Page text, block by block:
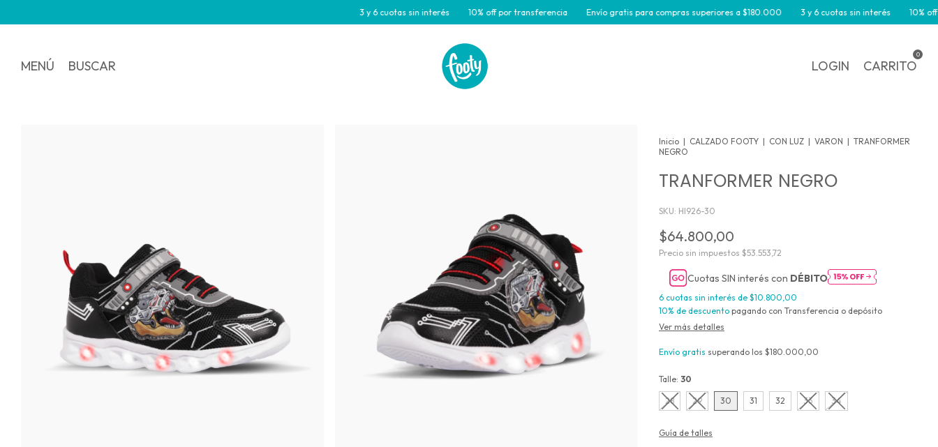
3 y 6 cuotas sin interés 10% off por transferencia Envío gratis para compras superiores a $180.000 3 y 6 cuotas sin interés 10% off por
MENÚ BUSCAR LOGIN CARRITO
0
Inicio | CALZADO FOOTY | CON LUZ | VARON | TRANFORMER
NEGRO
TRANFORMER NEGRO
SKU: HI926-30
$64.800,00
Precio sin impuestos $53.553,72
Cuotas SIN interés con DÉBITO
6 cuotas sin interés de $10.800,00
10% de descuento pagando con Transferencia o depósito
Ver más detalles
Envío gratis superando los $180.000,00
Talle: 30
28 29 30 31 32 33 34
Guía de talles